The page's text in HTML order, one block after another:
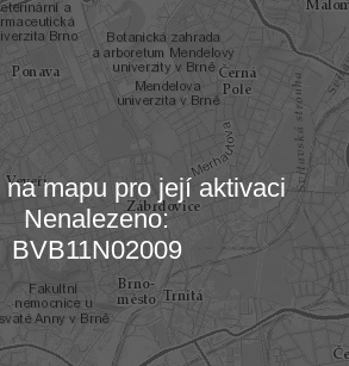
mapu…
mapu pro její aktivaci
Nenalezeno:
BVB11N02009